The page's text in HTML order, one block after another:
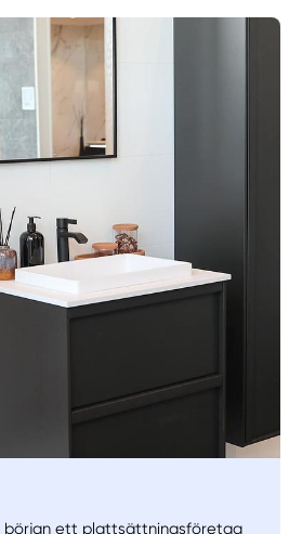
början ett plattsättningsföretag